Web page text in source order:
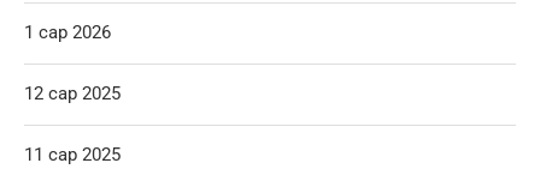
1 сар 2026
12 сар 2025
11 сар 2025